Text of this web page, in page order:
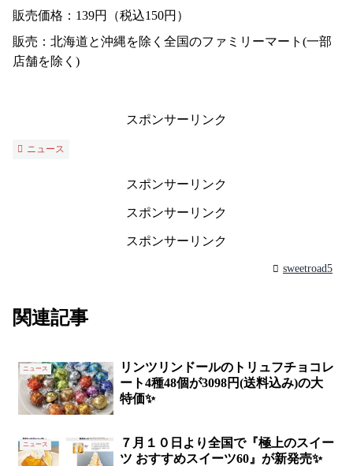
販売価格：139円（税込150円）
販売：北海道と沖縄を除く全国のファミリーマート(一部
店舗を除く)
スポンサーリンク
ニュース
スポンサーリンク
スポンサーリンク
スポンサーリンク
sweetroad5
関連記事
ニュース
リンツリンドールのトリュフチョコレ
ート4種48個が3098円(送料込み)の大
特価✨
ニュース
７月１０日より全国で『極上のスイー
ツ おすすめスイーツ60』が新発売✨